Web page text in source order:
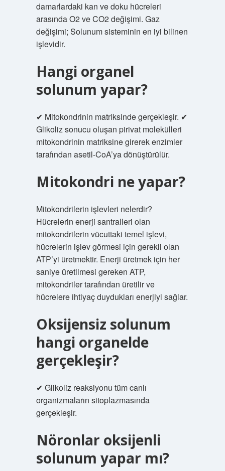
damarlardaki kan ve doku hücreleri
arasında O2 ve CO2 değişimi. Gaz
değişimi; Solunum sisteminin en iyi bilinen
işlevidir.
Hangi organel
solunum yapar?
✔ Mitokondrinin matriksinde gerçekleşir. ✔
Glikoliz sonucu oluşan pirivat molekülleri
mitokondrinin matriksine girerek enzimler
tarafından asetil-CoA’ya dönüştürülür.
Mitokondri ne yapar?
Mitokondrilerin işlevleri nelerdir?
Hücrelerin enerji santralleri olan
mitokondrilerin vücuttaki temel işlevi,
hücrelerin işlev görmesi için gerekli olan
ATP’yi üretmektir. Enerji üretmek için her
saniye üretilmesi gereken ATP,
mitokondriler tarafından üretilir ve
hücrelere ihtiyaç duydukları enerjiyi sağlar.
Oksijensiz solunum
hangi organelde
gerçekleşir?
✔ Glikoliz reaksiyonu tüm canlı
organizmaların sitoplazmasında
gerçekleşir.
Nöronlar oksijenli
solunum yapar mı?